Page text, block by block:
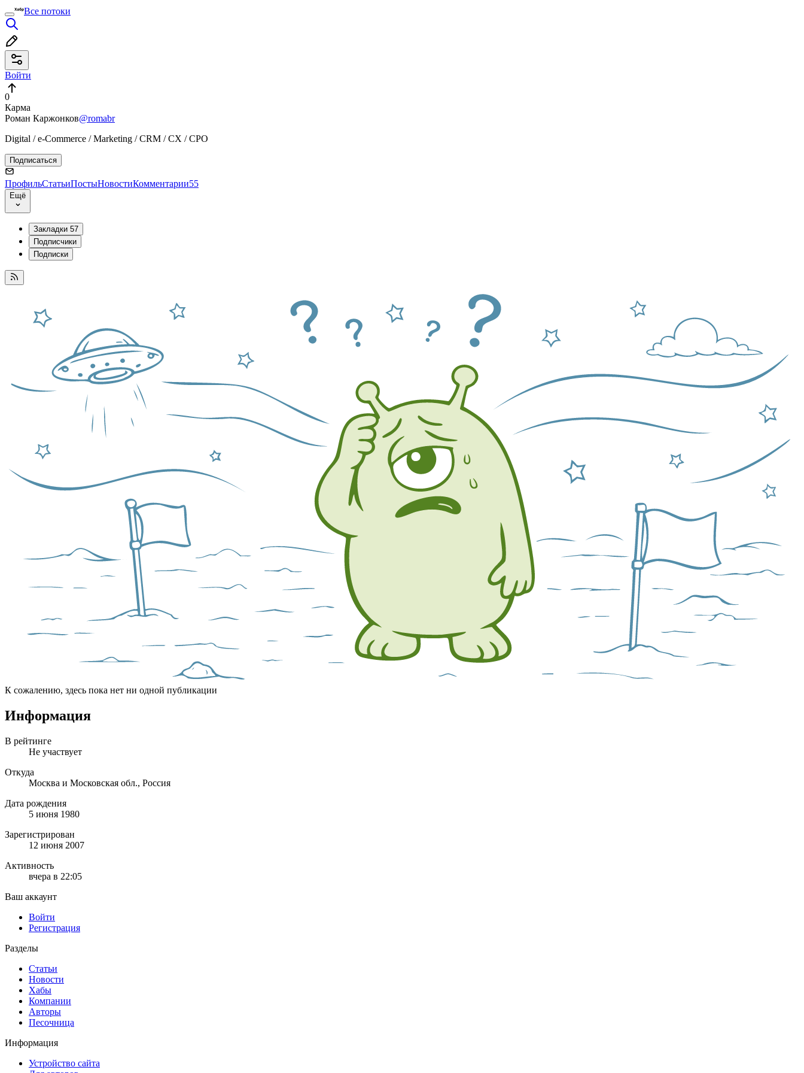
Все потоки
Войти
0
Карма
Роман Каржонков@romabr
Digital / e-Commerce / Marketing / CRM / CX / CPO
Подписаться
ПрофильСтатьиПостыНовостиКомментарии55
Ещё
Закладки 57
Подписчики
Подписки
К сожалению, здесь пока нет ни одной публикации
Информация
В рейтинге
Не участвует
Откуда
Москва и Московская обл., Россия
Дата рождения
5 июня 1980
Зарегистрирован
12 июня 2007
Активность
вчера в 22:05
Ваш аккаунт
Войти
Регистрация
Разделы
Статьи
Новости
Хабы
Компании
Авторы
Песочница
Информация
Устройство сайта